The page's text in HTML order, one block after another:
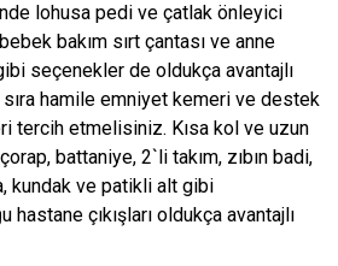
lohusa pedi ve çatlak önleyici
bakım sırt çantası ve anne
seçenekler de oldukça avantajlı
sıra hamile emniyet kemeri ve destek
tercih etmelisiniz. Kısa kol ve uzun
battaniye, 2`li takım, zıbın badi,
kundak ve patikli alt gibi
hastane çıkışları oldukça avantajlı